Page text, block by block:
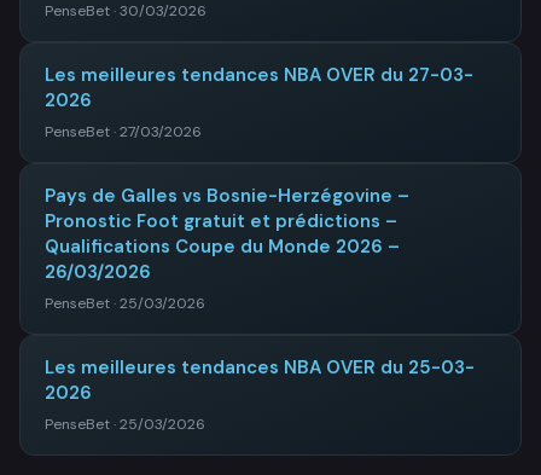
PenseBet · 30/03/2026
Les meilleures tendances NBA OVER du 27-03-
2026
PenseBet · 27/03/2026
Pays de Galles vs Bosnie-Herzégovine –
Pronostic Foot gratuit et prédictions –
Qualifications Coupe du Monde 2026 –
26/03/2026
PenseBet · 25/03/2026
Les meilleures tendances NBA OVER du 25-03-
2026
PenseBet · 25/03/2026